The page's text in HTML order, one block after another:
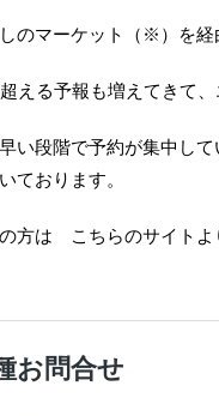
しのマーケット（※）を
える予報も増えてきて
い段階で予約が集中し
ております。
方は こちらのサイトよ